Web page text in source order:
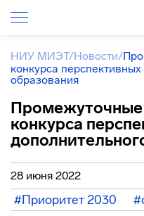
НИУ МИЭТ/Новости/
конкурса
образования
Промежуточные
конкурса
28 июня 2022
#Приоритет 2030